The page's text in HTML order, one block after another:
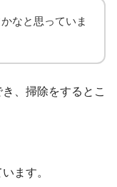
かなと思っていま
、掃除をするとこ
ます。